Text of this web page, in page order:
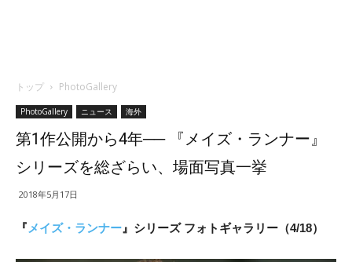
トップ PhotoGallery
PhotoGallery ニュース 海外
第1作公開から4年── 『メイズ・ランナー』
シリーズを総ざらい、場面写真一挙
2018年5月17日
『 メイズ・ランナー 』シリーズ フォトギャラリー（4/18）